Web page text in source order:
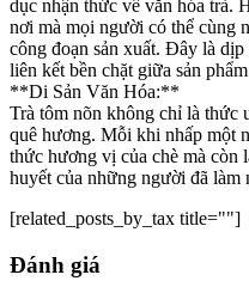
dục nhận thức về văn hóa trà.
nơi mà mọi người có thể cùng
công đoạn sản xuất. Đây là
liên kết bền chặt giữa sản
**Di Sản Văn Hóa:**
Trà tôm nõn không chỉ là thức
quê hương. Mỗi khi nhấp một
thức hương vị của chè mà còn
huyết của những người đã làm
[related_posts_by_tax title=""]
Đánh giá